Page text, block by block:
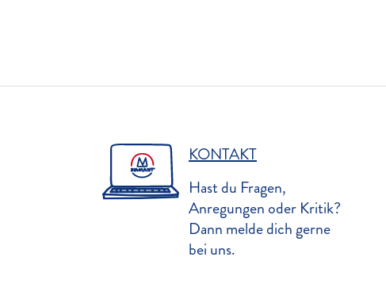
KONTAKT
Hast du Fragen,
Anregungen oder Kritik?
Dann melde dich gerne
bei uns.